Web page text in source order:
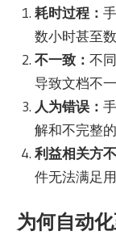
耗时过程：
数小时甚至
不一致： 不
导致文档不一
人为错误：
解和不完整的
利益相关方
件无法满足用
为何自动